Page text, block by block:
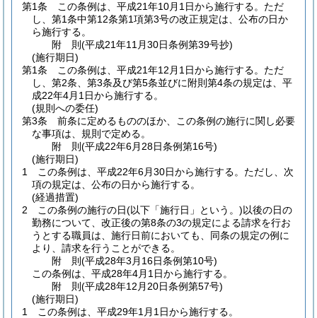
第1条
この条例は、平成21年10月1日から施行する。 ただ
し、第1条中第12条第1項第3号の改正規定は、公布の日か
ら施行する。
附 則(平成21年11月30日条例第39号抄)
(施行期日)
第1条
この条例は、平成21年12月1日から施行する。 ただ
し、第2条、第3条及び第5条並びに附則第4条の規定は、平
成22年4月1日から施行する。
(規則への委任)
第3条
前条に定めるもののほか、この条例の施行に関し必要
な事項は、規則で定める。
附 則(平成22年6月28日条例第16号)
(施行期日)
1
この条例は、平成22年6月30日から施行する。 ただし、次
項の規定は、公布の日から施行する。
(経過措置)
2
この条例の施行の日(以下「施行日」という。)以後の日の
勤務について、改正後の第8条の3の規定による請求を行お
うとする職員は、施行日前においても、同条の規定の例に
より、請求を行うことができる。
附 則(平成28年3月16日条例第10号)
この条例は、平成28年4月1日から施行する。
附 則(平成28年12月20日条例第57号)
(施行期日)
1
この条例は、平成29年1月1日から施行する。